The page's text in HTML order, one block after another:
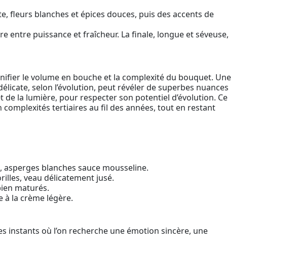
fleurs blanches et épices douces, puis des accents de
puissance et fraîcheur. La finale, longue et séveuse,
le volume en bouche et la complexité du bouquet. Une
selon l’évolution, peut révéler de superbes nuances
de la lumière, pour respecter son potentiel d’évolution. Ce
tertiaires au fil des années, tout en restant
blanches sauce mousseline.
veau délicatement jusé.
maturés.
la crème légère.
instants où l’on recherche une émotion sincère, une